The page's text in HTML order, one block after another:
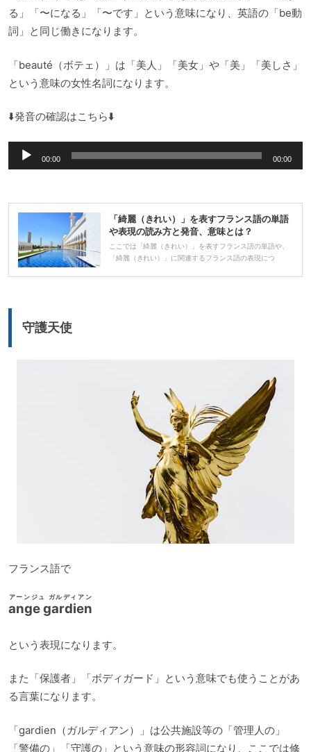
る」「〜になる」「〜です」という意味になり、英語の「be動
詞」と同じ働きになります。
「beauté（ボテェ）」は「美人」「美女」や「美」「美しさ」
という意味の女性名詞になります。
⬇️発音の確認はこちら⬇️
声
ヤ
ー
00:00 00:00
「綺麗（きれい）」を表すフランス語の単語
や表現の読み方と発音、意味とは？
ここでは「綺麗（きれい）」を表すフランス語の単語や、
「綺麗（きれい）」に関連するフランス語の表現につ
守護天使
フランス語で
ange gardien
アーンジュ ガルディアン
という表現になります。
また「保護者」「ボディガード」という意味でも使うことがあ
る言葉になります。
「gardien（ガルディアン）」は公共施設等の「管理人の」
「警備の」「守護の」という意味の形容詞になり、ここでは修